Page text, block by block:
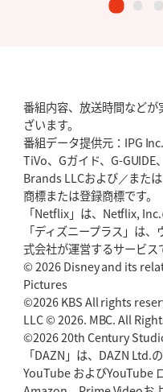
番組内容、放送時間など
ざいます。
番組データ提供元：IPG Inc.
TiVo、Gガイド、G-
Brands LLCおよび／また
商標または登録商標です。
「Netflix」は、Netflix, Inc.
「ディズニープラス」は
式会社が運営するサービス
© 2026 Disney and its
Pictures
©2026 KBS All rights
LLC © 2026. MBC. All
©2026 20th Century
「DAZN」は、DAZN Ltd.
YouTube およびYouTube